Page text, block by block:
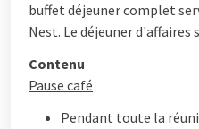
buffet déjeuner complet
Nest. Le déjeuner d'affaires
Contenu
Pause café
Pendant toute la